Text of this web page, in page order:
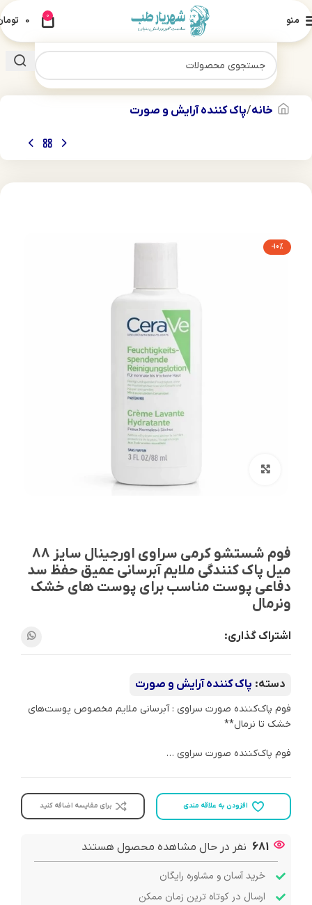
منو 0
0
خانه پاک کننده آرایش و صورت
-10%
فوم شستشو کرمی سراوی اورجینال سایز 88
میل پاک کنندگی ملایم آبرسانی عمیق حفظ سد
دفاعی پوست مناسب برای پوست های خشک
ونرمال
اشتراک گذاری:
دسته: پاک کننده آرایش و صورت
فوم پاک‌کننده صورت سراوی : آبرسانی ملایم مخصوص پوست‌های
خشک تا نرمال**
فوم پاک‌کننده صورت سراوی …
افزودن به علاقه مندی برای مقایسه اضافه کنید
681 نفر در حال مشاهده محصول هستند
خرید آسان و مشاوره رایگان
ارسال در کوتاه ترین زمان ممکن